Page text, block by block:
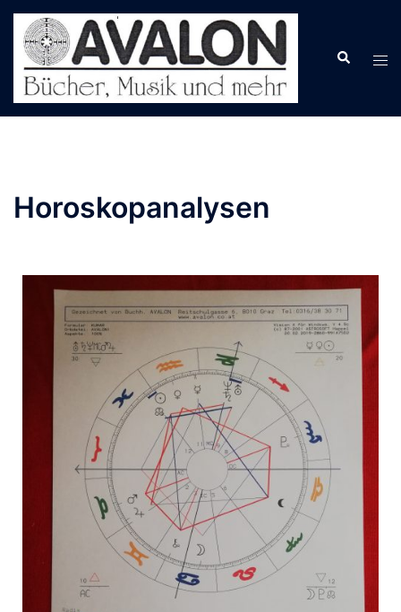
Horoskopanalysen